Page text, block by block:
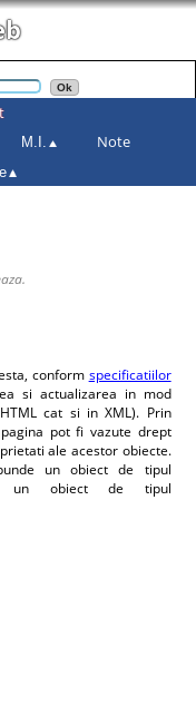
M.I. Note
conform specificatiilor
si actualizarea in mod
cat si in XML). Prin
pot fi vazute drept
ale acestor obiecte.
un obiect de tipul
un obiect de tipul